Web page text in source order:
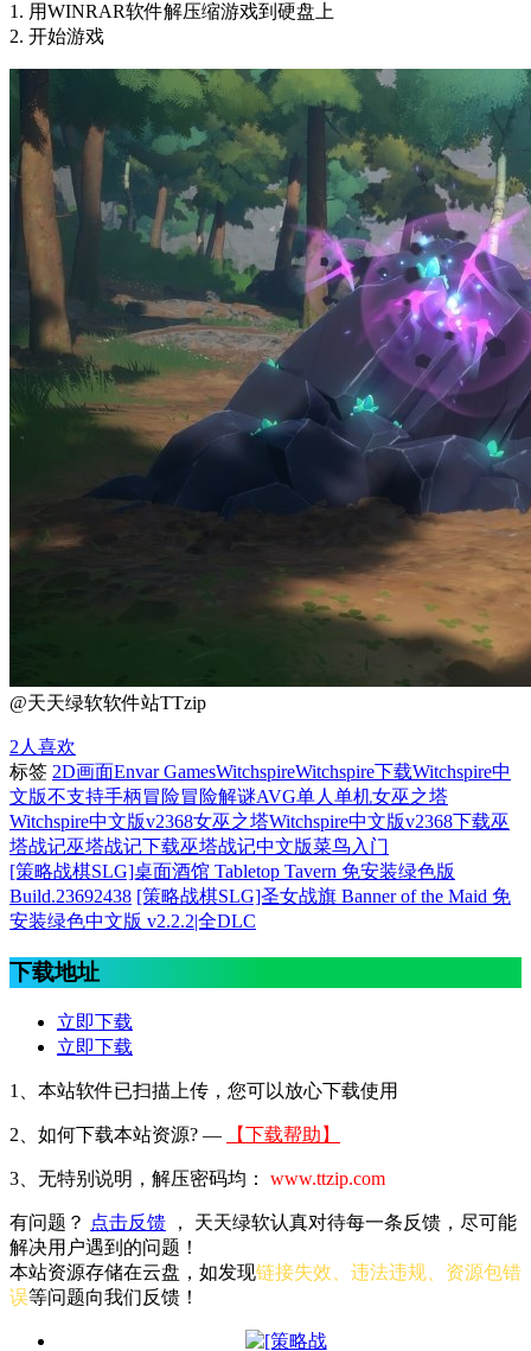
1. 用WINRAR软件解压缩游戏到硬盘上
2. 开始游戏
@天天绿软软件站TTzip
2 人喜欢
标签 2D画面Envar GamesWitchspireWitchspire下载Witchspire中
文版不支持手柄冒险冒险解谜AVG单人单机女巫之塔
Witchspire中文版v2368女巫之塔Witchspire中文版v2368下载巫
塔战记巫塔战记下载巫塔战记中文版菜鸟入门
[策略战棋SLG]桌面酒馆 Tabletop Tavern 免安装绿色版
Build.23692438 [策略战棋SLG]圣女战旗 Banner of the Maid 免
安装绿色中文版 v2.2.2|全DLC
下载地址
立即下载
立即下载
1、本站软件已扫描上传，您可以放心下载使用
2、 如何下载本站资源? — 【下载帮助】
3、无特别说明，解压密码均： www.ttzip.com
有问题？ 点击反馈
， 天天绿软认真对待每一条反馈，尽可能
解决用户遇到的问题！
本站资源存储在云盘，如发现链接失效、违法违规、资源包错
误等问题向我们反馈！